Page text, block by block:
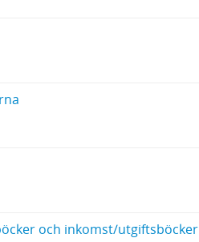
och inkomst/utgiftsböcker